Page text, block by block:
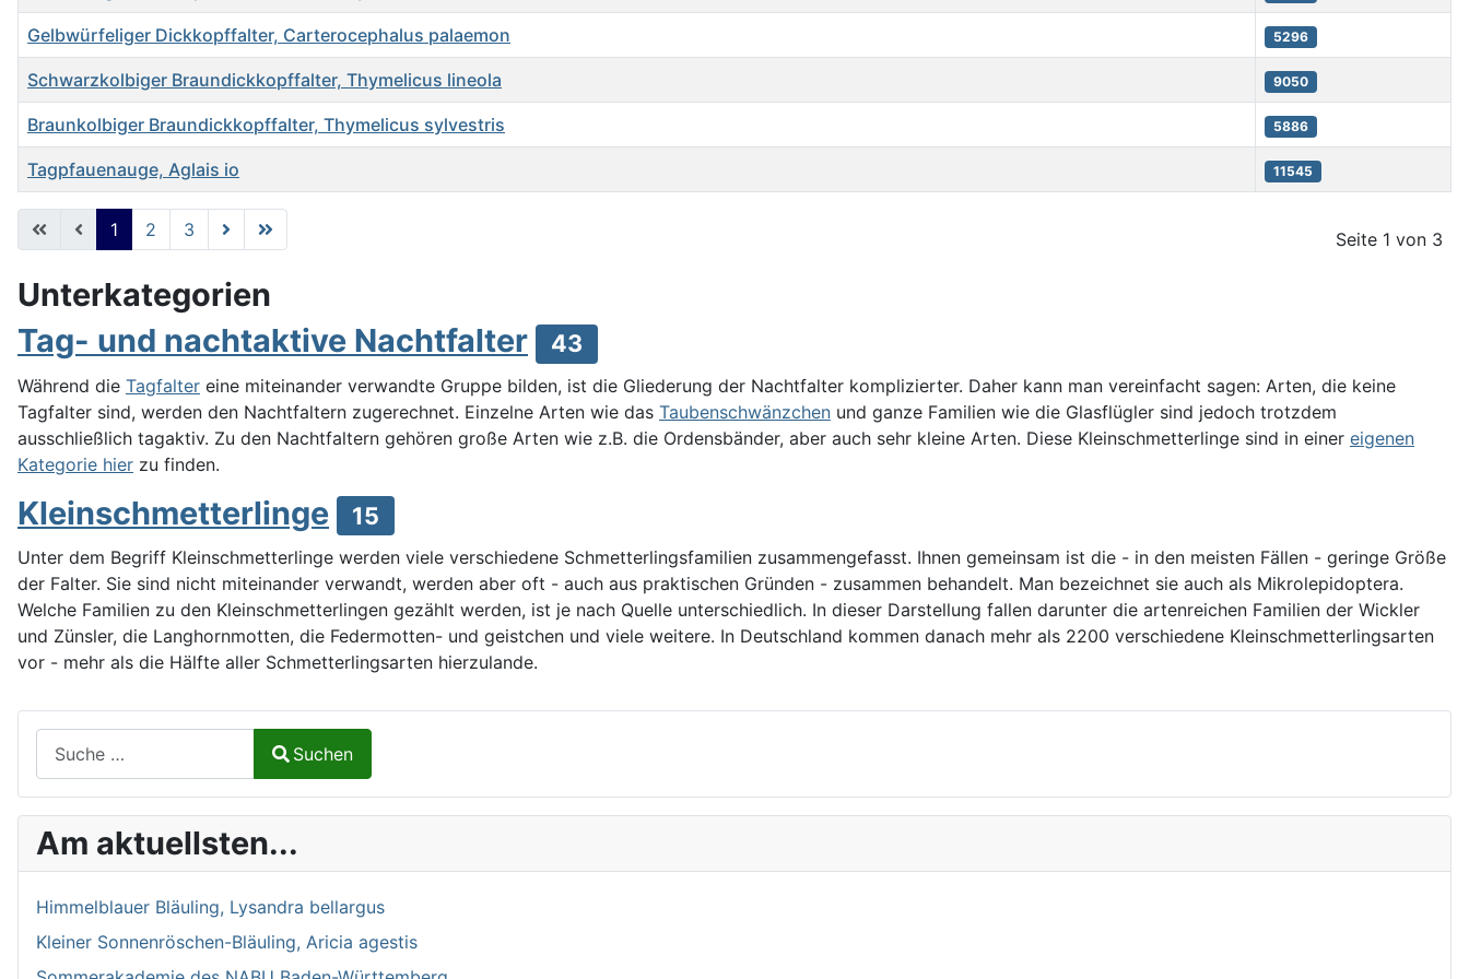
Beiträge
Gelbwürfeliger Dickkopffalter, Carterocephalus palaemon 5296
Schwarzkolbiger Braundickkopffalter, Thymelicus lineola 9050
Braunkolbiger Braundickkopffalter, Thymelicus sylvestris 5886
Tagpfauenauge, Aglais io 11545
Seite 1 von 3
1 2 3
Unterkategorien
Tag- und nachtaktive Nachtfalter
43
Während die Tagfalter eine miteinander verwandte Gruppe bilden, ist die Gliederung der Nachtfalter komplizierter. Daher kann man vereinfacht sagen: Arten, die keine
Tagfalter sind, werden den Nachtfaltern zugerechnet. Einzelne Arten wie das Taubenschwänzchen und ganze Familien wie die Glasflügler sind jedoch trotzdem
ausschließlich tagaktiv. Zu den Nachtfaltern gehören große Arten wie z.B. die Ordensbänder, aber auch sehr kleine Arten. Diese Kleinschmetterlinge sind in einer eigenen
Kategorie hier zu finden.
Kleinschmetterlinge 15
Unter dem Begriff Kleinschmetterlinge werden viele verschiedene Schmetterlingsfamilien zusammengefasst. Ihnen gemeinsam ist die - in den meisten Fällen - geringe Größe
der Falter. Sie sind nicht miteinander verwandt, werden aber oft - auch aus praktischen Gründen - zusammen behandelt. Man bezeichnet sie auch als Mikrolepidoptera.
Welche Familien zu den Kleinschmetterlingen gezählt werden, ist je nach Quelle unterschiedlich. In dieser Darstellung fallen darunter die artenreichen Familien der Wickler
und Zünsler, die Langhornmotten, die Federmotten- und geistchen und viele weitere. In Deutschland kommen danach mehr als 2200 verschiedene Kleinschmetterlingsarten
vor - mehr als die Hälfte aller Schmetterlingsarten hierzulande.
Suchen
Am aktuellsten...
Himmelblauer Bläuling, Lysandra bellargus
Kleiner Sonnenröschen-Bläuling, Aricia agestis